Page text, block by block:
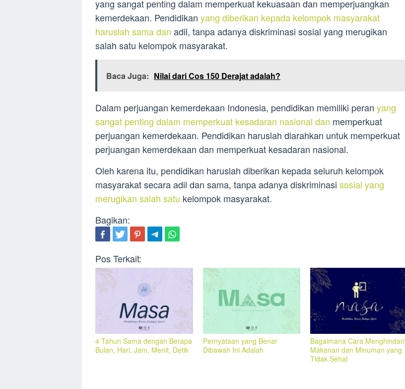
yang sangat penting dalam memperkuat kekuasaan dan memperjuangkan
kemerdekaan. Pendidikan yang diberikan kepada kelompok masyarakat
haruslah sama dan adil, tanpa adanya diskriminasi sosial yang merugikan
salah satu kelompok masyarakat.
Baca Juga: Nilai dari Cos 150 Derajat adalah?
Dalam perjuangan kemerdekaan Indonesia, pendidikan memiliki peran yang
sangat penting dalam memperkuat kesadaran nasional dan memperkuat
perjuangan kemerdekaan. Pendidikan haruslah diarahkan untuk memperkuat
perjuangan kemerdekaan dan memperkuat kesadaran nasional.
Oleh karena itu, pendidikan haruslah diberikan kepada seluruh kelompok
masyarakat secara adil dan sama, tanpa adanya diskriminasi sosial yang
merugikan salah satu kelompok masyarakat.
Bagikan:
Pos Terkait:
4 Tahun Sama dengan Berapa
Bulan, Hari, Jam, Menit, Detik
Pernyataan yang Benar
Dibawah Ini Adalah
Bagaimana Cara Menghindari
Makanan dan Minuman yang
Tidak Sehat